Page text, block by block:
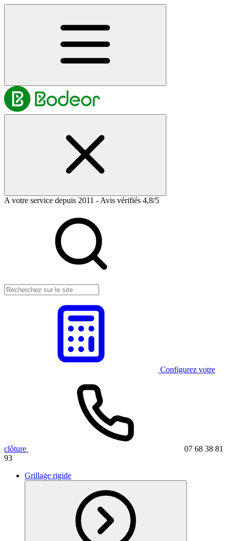
A votre service depuis 2011 - Avis vérifiés 4,8/5
Configurez votre
clôture
07 68 38 81
93
Grillage rigide